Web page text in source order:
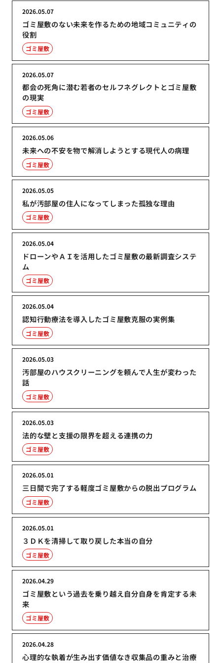
ゴミ屋敷のない未来を作るための地域コミュニティの
役割
2026.05.07
ゴミ屋敷
都会の死角に潜む若者のセルフネグレクトとゴミ屋敷
の現実
2026.05.07
ゴミ屋敷
未来への不安を物で解消しようとする現代人の病理
2026.05.06
ゴミ屋敷
私が汚部屋の住人になってしまった孤独な理由
2026.05.05
ゴミ屋敷
ドローンやＡＩを活用したゴミ屋敷の最新調査システ
ム
2026.05.04
ゴミ屋敷
認知行動療法を導入したゴミ屋敷克服の実例集
2026.05.04
ゴミ屋敷
汚部屋のハウスクリーニングを頼んで人生が変わった
話
2026.05.03
ゴミ屋敷
法的な壁と支援の限界を超える連携の力
2026.05.03
ゴミ屋敷
三日間で完了する軽度ゴミ屋敷からの脱出プログラム
2026.05.01
ゴミ屋敷
３ＤＫを清掃して取り戻した本当の自分
2026.05.01
ゴミ屋敷
ゴミ屋敷という過去を乗り越え自分自身を肯定する未
来
2026.04.29
ゴミ屋敷
心理的な執着が生み出す価値なき収集品の重みと治療
2026.04.28